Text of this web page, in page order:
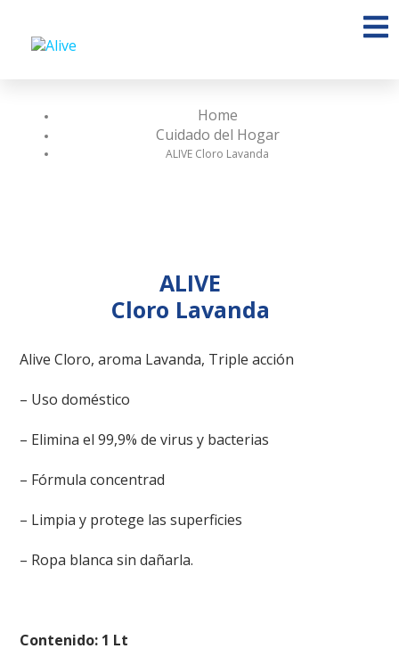
Home
Cuidado del Hogar
ALIVE Cloro Lavanda
ALIVE
Cloro Lavanda
Alive Cloro, aroma Lavanda, Triple acción
– Uso doméstico
– Elimina el 99,9% de virus y bacterias
– Fórmula concentrad
– Limpia y protege las superficies
– Ropa blanca sin dañarla.
Contenido: 1 Lt